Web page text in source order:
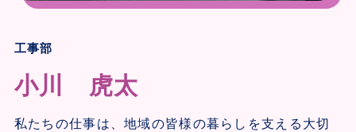
工事部
小川 虎太
私たちの仕事は、地域の皆様の暮らしを支える大切